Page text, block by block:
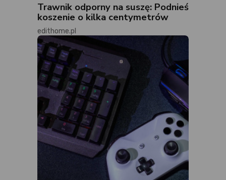
Trawnik odporny na suszę: Podnieś
koszenie o kilka centymetrów
edithome.pl